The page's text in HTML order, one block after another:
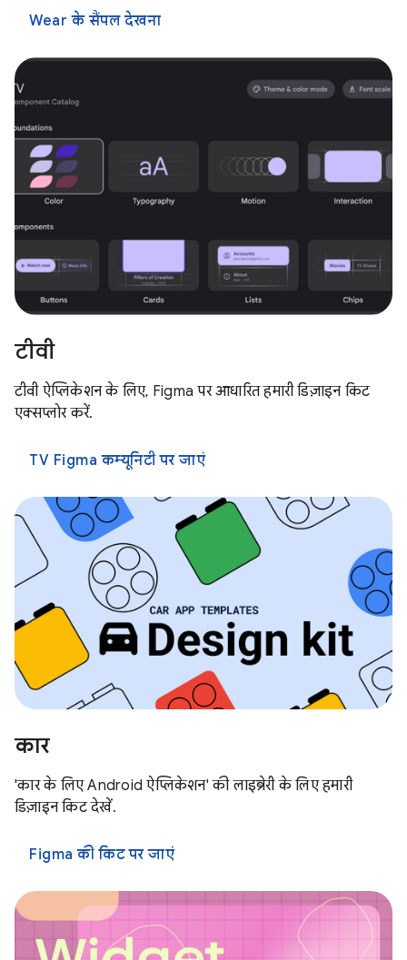
Wear के सैंपल देखना
टीवी
टीवी ऐप्लिकेशन के लिए, Figma पर आधारित हमारी डिज़ाइन किट
एक्सप्लोर करें.
TV Figma कम्यूनिटी पर जाएं
कार
'कार के लिए Android ऐप्लिकेशन' की लाइब्रेरी के लिए हमारी
डिज़ाइन किट देखें.
Figma की किट पर जाएं